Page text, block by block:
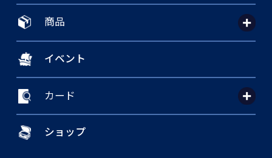
商品
イベント
カード
ショップ